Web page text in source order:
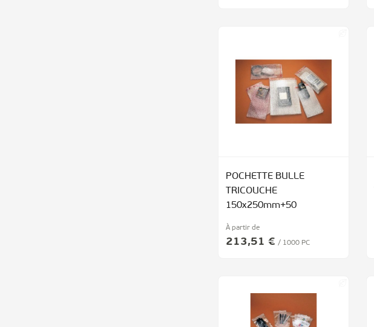
POCHETTE BULLE
TRICOUCHE
150x250mm+50
À partir de
213,51 € / 1000 PC